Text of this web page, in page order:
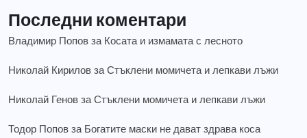
Последни коментари
Владимир Попов за Косата и измамата с лесното
Николай Кирилов заСтъклени момичета и лепкави лъжи
Николай Генов заСтъклени момичета и лепкави лъжи
Тодор Попов за Богатите маски не дават здрава коса